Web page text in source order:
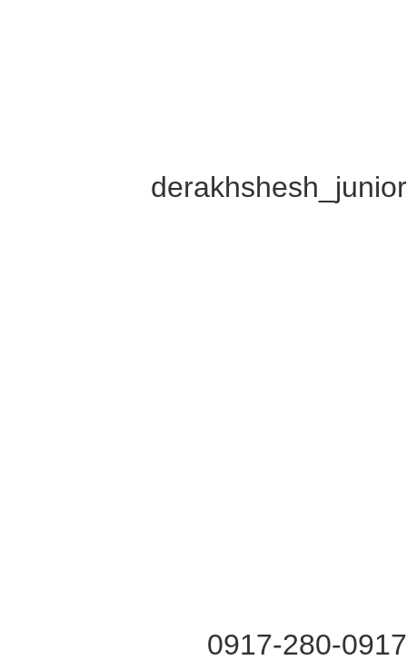
derakhshesh_junior
0917-280-0917